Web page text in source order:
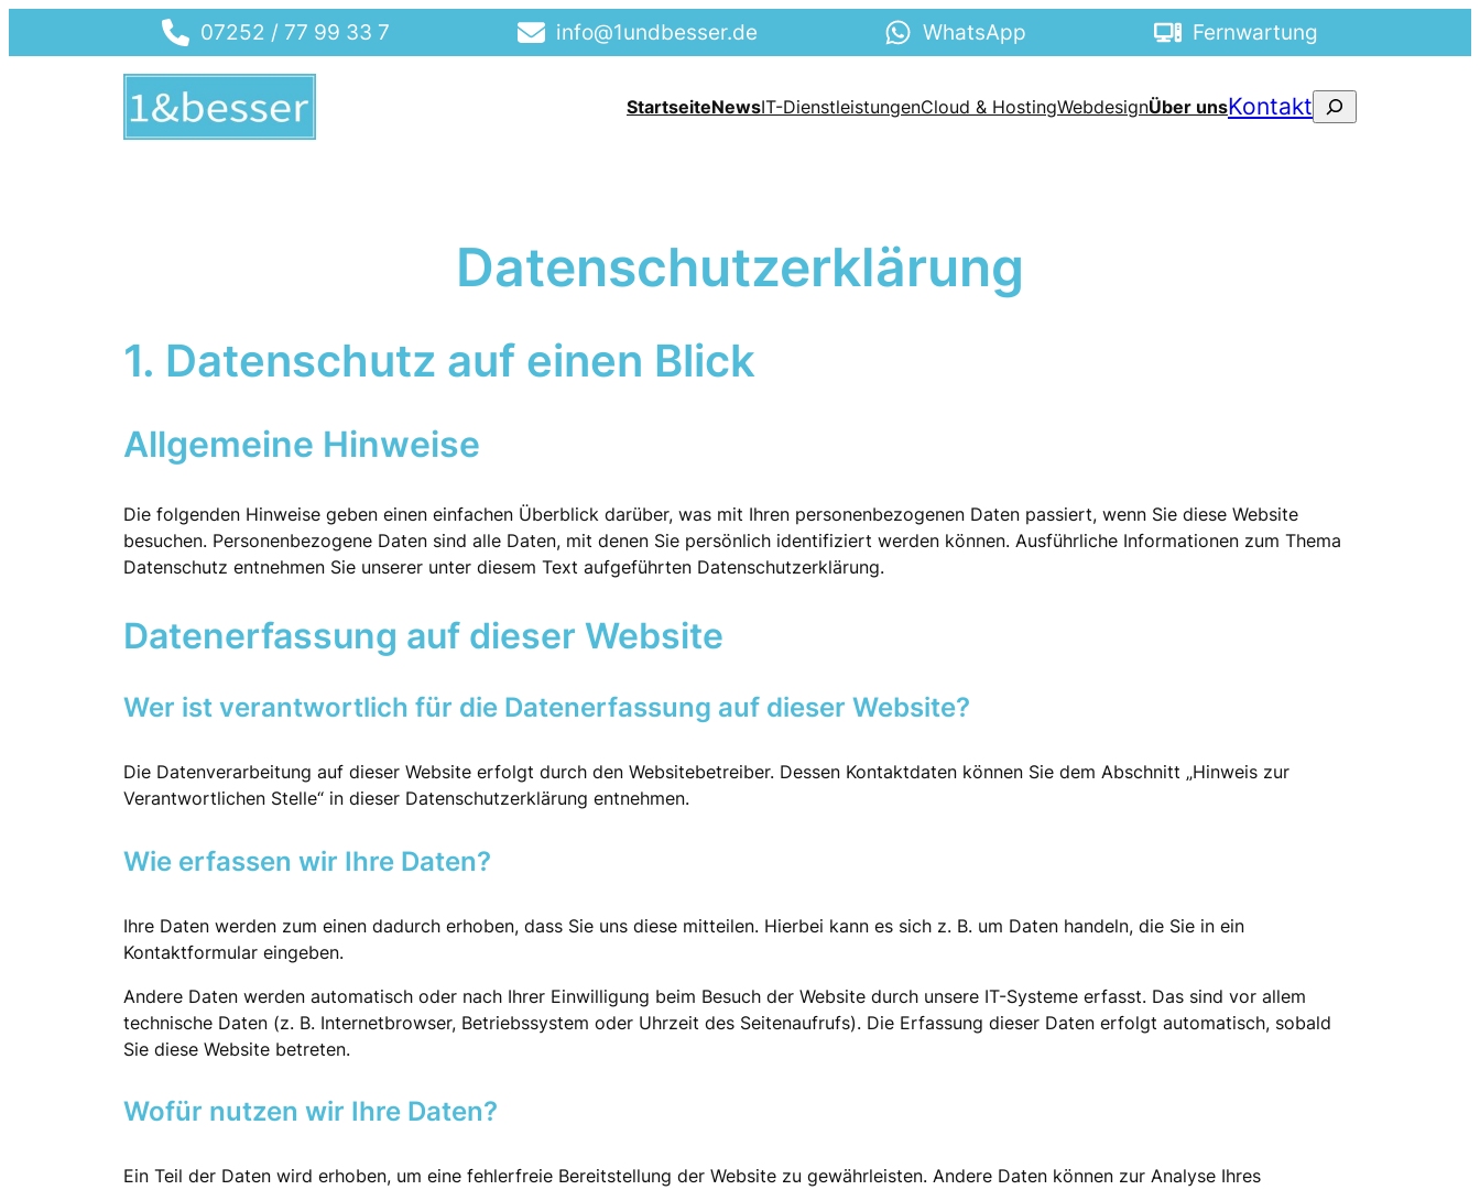
07252 / 77 99 33 7 info@1undbesser.de WhatsApp Fernwartung
StartseiteNewsIT-DienstleistungenCloud & HostingWebdesignÜber unsKontakt Suchen
Datenschutzerklärung
1. Datenschutz auf einen Blick
Allgemeine Hinweise
Die folgenden Hinweise geben einen einfachen Überblick darüber, was mit Ihren personenbezogenen Daten passiert, wenn Sie diese Website
besuchen. Personenbezogene Daten sind alle Daten, mit denen Sie persönlich identifiziert werden können. Ausführliche Informationen zum Thema
Datenschutz entnehmen Sie unserer unter diesem Text aufgeführten Datenschutzerklärung.
Datenerfassung auf dieser Website
Wer ist verantwortlich für die Datenerfassung auf dieser Website?
Die Datenverarbeitung auf dieser Website erfolgt durch den Websitebetreiber. Dessen Kontaktdaten können Sie dem Abschnitt „Hinweis zur
Verantwortlichen Stelle“ in dieser Datenschutzerklärung entnehmen.
Wie erfassen wir Ihre Daten?
Ihre Daten werden zum einen dadurch erhoben, dass Sie uns diese mitteilen. Hierbei kann es sich z. B. um Daten handeln, die Sie in ein
Kontaktformular eingeben.
Andere Daten werden automatisch oder nach Ihrer Einwilligung beim Besuch der Website durch unsere IT-Systeme erfasst. Das sind vor allem
technische Daten (z. B. Internetbrowser, Betriebssystem oder Uhrzeit des Seitenaufrufs). Die Erfassung dieser Daten erfolgt automatisch, sobald
Sie diese Website betreten.
Wofür nutzen wir Ihre Daten?
Ein Teil der Daten wird erhoben, um eine fehlerfreie Bereitstellung der Website zu gewährleisten. Andere Daten können zur Analyse Ihres